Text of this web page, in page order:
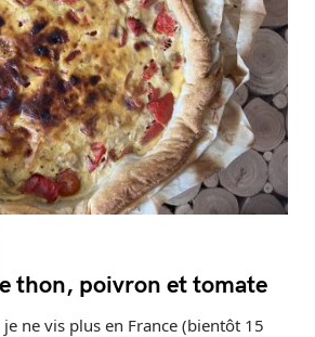
thon, poivron et tomate
je ne vis plus en France (bientôt 15